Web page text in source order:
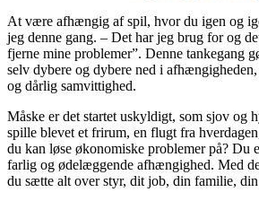
At være afhængig af spil, hvor du igen og
jeg denne gang. – Det har jeg brug for og
fjerne mine problemer”. Denne tankegang
selv dybere og dybere ned i
og dårlig samvittighed.
Måske er det startet uskyldigt, som sjov og
spille blevet et frirum, en flugt fra
du kan løse økonomiske problemer på? Du
farlig og ødelæggende afhængighed. Med
du sætte alt over styr, dit job, din familie,